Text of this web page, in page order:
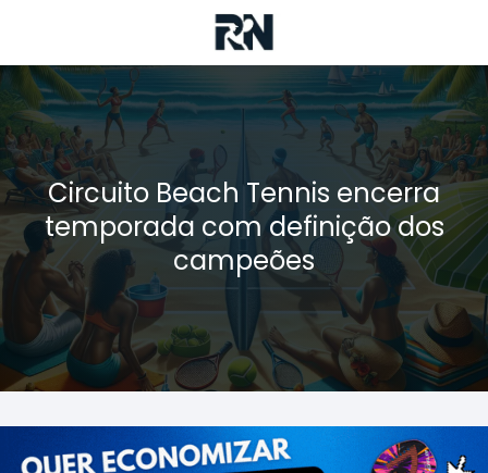
Circuito Beach Tennis encerra
temporada com definição dos
campeões